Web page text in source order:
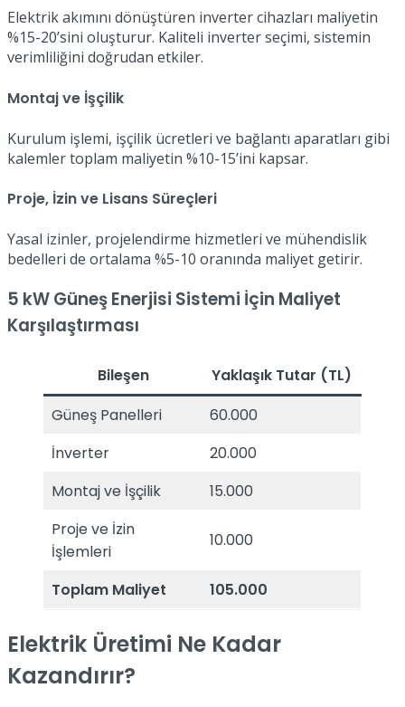
Elektrik akımını dönüştüren inverter cihazları maliyetin
%15-20’sini oluşturur. Kaliteli inverter seçimi, sistemin
verimliliğini doğrudan etkiler.
Montaj ve İşçilik
Kurulum işlemi, işçilik ücretleri ve bağlantı aparatları gibi
kalemler toplam maliyetin %10-15’ini kapsar.
Proje, İzin ve Lisans Süreçleri
Yasal izinler, projelendirme hizmetleri ve mühendislik
bedelleri de ortalama %5-10 oranında maliyet getirir.
5 kW Güneş Enerjisi Sistemi İçin Maliyet
Karşılaştırması
Bileşen
Yaklaşık Tutar (TL)
Güneş Panelleri
60.000
İnverter
20.000
Montaj ve İşçilik
15.000
Proje ve İzin
İşlemleri
10.000
Toplam Maliyet 105.000
Elektrik Üretimi Ne Kadar
Kazandırır?